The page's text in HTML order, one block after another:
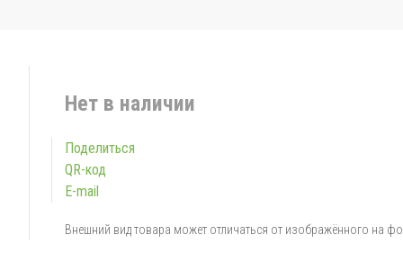
Нет в наличии
Поделиться
QR-код
E-mail
Внешний вид товара может отличаться от изображённого на